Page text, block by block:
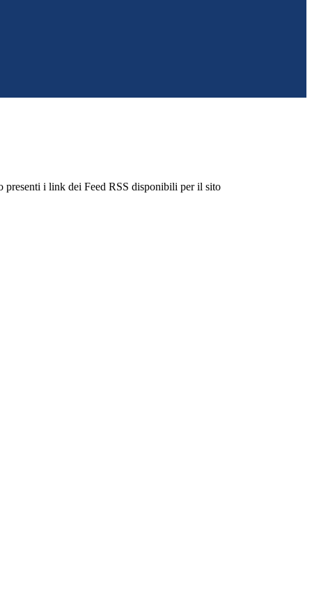
presenti i link dei Feed RSS disponibili per il sito